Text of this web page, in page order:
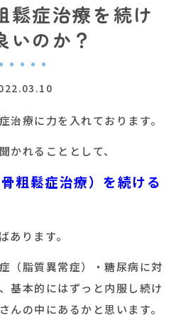
鬆症治療を続け
いのか？
治療に力を入れております。
かれることとして、
粗鬆症治療）を続ける
あります。
（脂質異常症）・糖尿病に対
基本的にはずっと内服し続け
んの中にあるかと思います。